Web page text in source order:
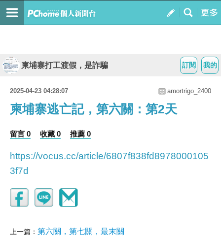
我的
訂閱
柬埔寨打工渡假，是詐騙
2025-04-23 04:28:07 amortrigo_2400
柬埔寨逃亡記，第六關：第2天
留言 0 收藏 0 推薦 0
https://vocus.cc/article/6807f838fd8978000105
3f7d
上一篇： 第六關，第七關，最末關